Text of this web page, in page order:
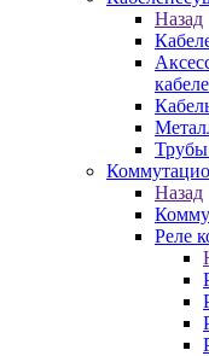
Назад
Трубы
Назад
Реле